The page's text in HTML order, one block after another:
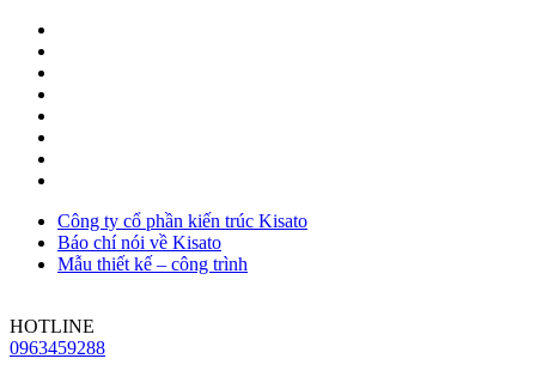
Công ty cổ phần kiến trúc Kisato
Báo chí nói về Kisato
Mẫu thiết kế – công trình
HOTLINE
0963459288